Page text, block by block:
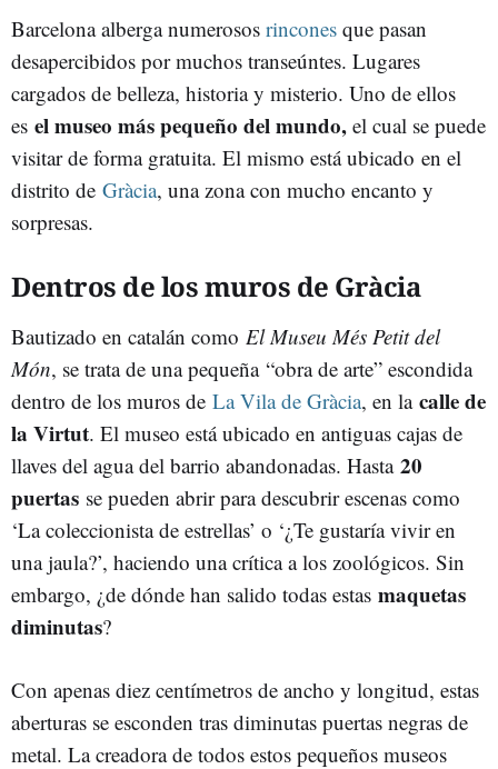
Barcelona alberga numerosos rincones que pasan
desapercibidos por muchos transeúntes. Lugares
cargados de belleza, historia y misterio. Uno de ellos
es el museo más pequeño del mundo, el cual se puede
visitar de forma gratuita. El mismo está ubicado en el
distrito de Gràcia, una zona con mucho encanto y
sorpresas.
Dentros de los muros de Gràcia
Bautizado en catalán como El Museu Més Petit del
Món, se trata de una pequeña “obra de arte” escondida
dentro de los muros de La Vila de Gràcia, en la calle de
la Virtut. El museo está ubicado en antiguas cajas de
llaves del agua del barrio abandonadas. Hasta 20
puertas se pueden abrir para descubrir escenas como
‘La coleccionista de estrellas’ o ‘¿Te gustaría vivir en
una jaula?’, haciendo una crítica a los zoológicos. Sin
embargo, ¿de dónde han salido todas estas maquetas
diminutas?
Con apenas diez centímetros de ancho y longitud, estas
aberturas se esconden tras diminutas puertas negras de
metal. La creadora de todos estos pequeños museos